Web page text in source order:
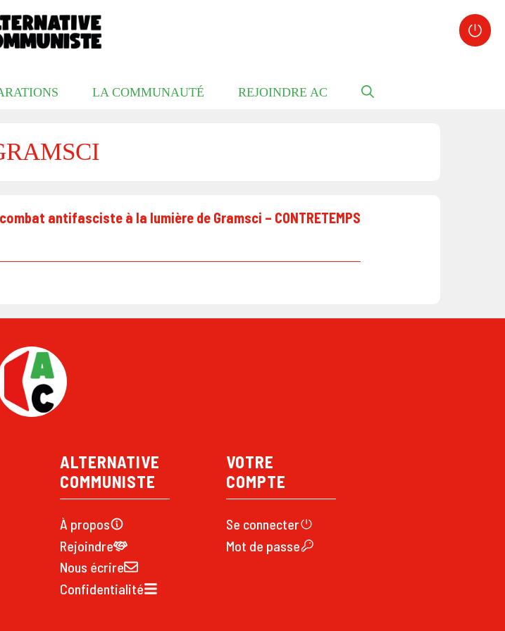
LA COMMUNAUTÉ REJOINDRE AC
antifasciste à la lumière de Gramsci – CONTRETEMPS
ALTERNATIVE
COMMUNISTE
À propos
Rejoindre
Nous écrire
Confidentialité
VOTRE
COMPTE
Se connecter
Mot de passe